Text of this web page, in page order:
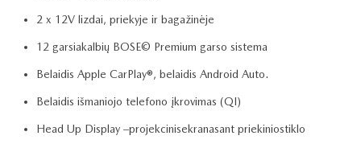
2 x 12V lizdai, priekyje ir bagažinėje
12 garsiakalbių BOSE© Premium garso sistema
Belaidis Apple CarPlay®, belaidis Android Auto.
Belaidis išmaniojo telefono įkrovimas (QI)
Head Up Display –projekcinisekranasant priekiniostiklo